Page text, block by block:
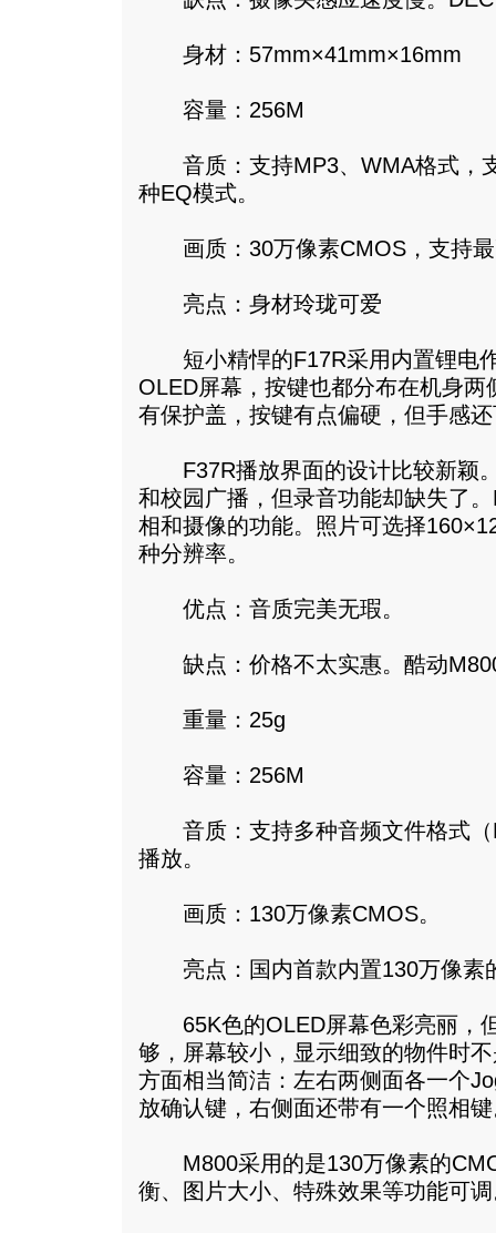
身材：57mm×41mm×16mm
容量：256M
音质：支持MP3、WMA格式，
种EQ模式。
画质：30万像素CMOS，支持最
亮点：身材玲珑可爱
短小精悍的F17R采用内置锂电
OLED屏幕，按键也都分布在机身
有保护盖，按键有点偏硬，但手感
F37R播放界面的设计比较新颖
和校园广播，但录音功能却缺失了
相和摄像的功能。照片可选择
种分辨率。
优点：音质完美无瑕。
缺点：价格不太实惠。酷动
重量：25g
容量：256M
音质：支持多种音频文件格式（
播放。
画质：130万像素CMOS。
亮点：国内首款内置130万像素
65K色的OLED屏幕色彩亮丽，
够，屏幕较小，显示细致的物件时
方面相当简洁：左右两侧面各一个
放确认键，右侧面还带有一个照相
M800采用的是130万像素的
衡、图片大小、特殊效果等功能可